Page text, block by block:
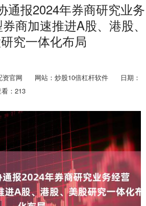
通报2024年券商研究业务
商加速推进A股、港股、
究一体化布局
资官网 网站：炒股10倍杠杆软件
日期：
：213